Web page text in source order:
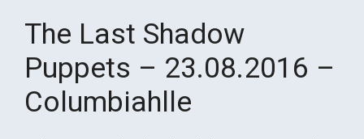
The Last Shadow
Puppets – 23.08.2016 –
Columbiahlle